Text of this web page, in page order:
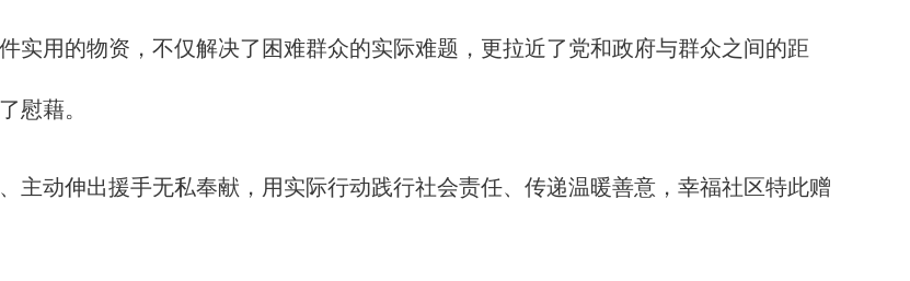
实用的物资，不仅解决了困难群众的实际难题，更拉近了党和政府与群众之间的距
慰藉。
动伸出援手无私奉献，用实际行动践行社会责任、传递温暖善意，幸福社区特此赠